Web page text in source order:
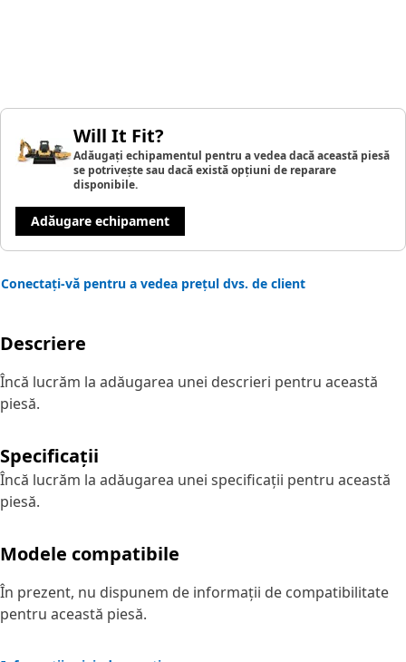
Will It Fit?
Adăugați echipamentul pentru a vedea dacă această piesă
se potrivește sau dacă există opțiuni de reparare
disponibile.
Adăugare echipament
Conectați-vă pentru a vedea prețul dvs. de client
Descriere
Încă lucrăm la adăugarea unei descrieri pentru această
piesă.
Specificații
Încă lucrăm la adăugarea unei specificații pentru această
piesă.
Modele compatibile
În prezent, nu dispunem de informații de compatibilitate
pentru această piesă.